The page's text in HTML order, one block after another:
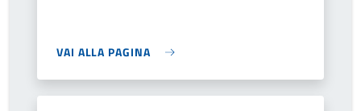
VAI ALLA PAGINA